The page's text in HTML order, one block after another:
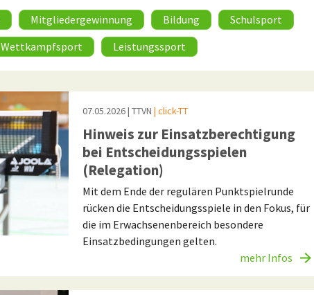
Mitgliedergewinnung Bildung
Schulsport
Wettkampfsport Leistungssport
07.05.2026| TTVN | click-TT
Hinweis zur Einsatzberechtigung
bei Entscheidungsspielen
(Relegation)
Mit dem Ende der regulären Punktspielrunde
rücken die Entscheidungsspiele in den Fokus, für
die im Erwachsenenbereich besondere
Einsatzbedingungen gelten.
mehr Infos